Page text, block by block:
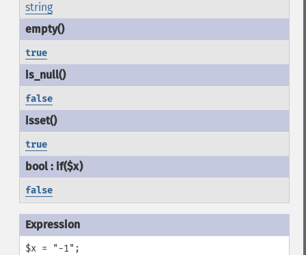
string
true
false
true
false
$x = "-1";